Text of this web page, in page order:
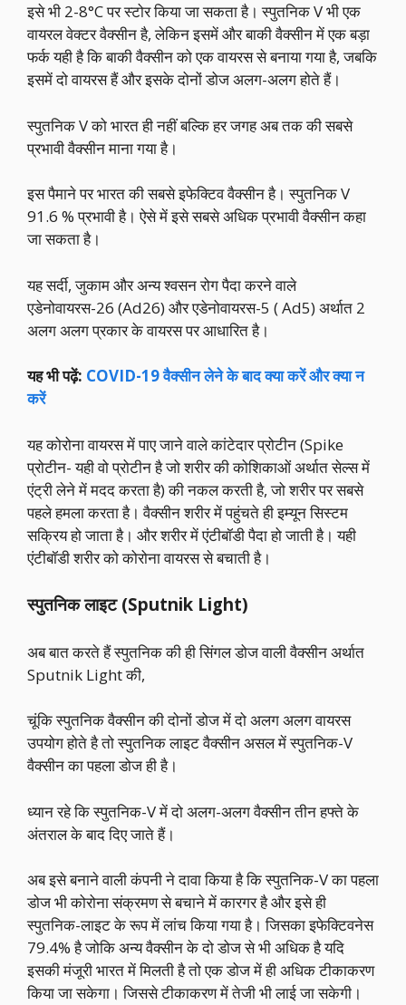
इसे भी 2-8°C पर स्टोर किया जा सकता है। स्पुतनिक V भी एक
वायरल वेक्टर वैक्सीन है, लेकिन इसमें और बाकी वैक्सीन में एक बड़ा
फर्क यही है कि बाकी वैक्सीन को एक वायरस से बनाया गया है, जबकि
इसमें दो वायरस हैं और इसके दोनों डोज अलग-अलग होते हैं।
स्पुतनिक V को भारत ही नहीं बल्कि हर जगह अब तक की सबसे
प्रभावी वैक्सीन माना गया है।
इस पैमाने पर भारत की सबसे इफेक्टिव वैक्सीन है। स्पुतनिक V
91.6 % प्रभावी है। ऐसे में इसे सबसे अधिक प्रभावी वैक्सीन कहा
जा सकता है।
यह सर्दी, जुकाम और अन्य श्वसन रोग पैदा करने वाले
एडेनोवायरस-26 (Ad26) और एडेनोवायरस-5 ( Ad5) अर्थात 2
अलग अलग प्रकार के वायरस पर आधारित है।
यह भी पढ़ें: COVID-19 वैक्सीन लेने के बाद क्या करें और क्या न
करें
यह कोरोना वायरस में पाए जाने वाले कांटेदार प्रोटीन (Spike
प्रोटीन- यही वो प्रोटीन है जो शरीर की कोशिकाओं अर्थात सेल्स में
एंट्री लेने में मदद करता है) की नकल करती है, जो शरीर पर सबसे
पहले हमला करता है। वैक्सीन शरीर में पहुंचते ही इम्यून सिस्टम
सक्रिय हो जाता है। और शरीर में एंटीबॉडी पैदा हो जाती है। यही
एंटीबॉडी शरीर को कोरोना वायरस से बचाती है।
स्पुतनिक लाइट (Sputnik Light)
अब बात करते हैं स्पुतनिक की ही सिंगल डोज वाली वैक्सीन अर्थात
Sputnik Light की,
चूंकि स्पुतनिक वैक्सीन की दोनों डोज में दो अलग अलग वायरस
उपयोग होते है तो स्पुतनिक लाइट वैक्सीन असल में स्पुतनिक-V
वैक्सीन का पहला डोज ही है।
ध्यान रहे कि स्पुतनिक-V में दो अलग-अलग वैक्सीन तीन हफ्ते के
अंतराल के बाद दिए जाते हैं।
अब इसे बनाने वाली कंपनी ने दावा किया है कि स्पुतनिक-V का पहला
डोज भी कोरोना संक्रमण से बचाने में कारगर है और इसे ही
स्पुतनिक-लाइट के रूप में लांच किया गया है। जिसका इफेक्टिवनेस
79.4% है जोकि अन्य वैक्सीन के दो डोज से भी अधिक है यदि
इसकी मंजूरी भारत में मिलती है तो एक डोज में ही अधिक टीकाकरण
किया जा सकेगा। जिससे टीकाकरण में तेजी भी लाई जा सकेगी।